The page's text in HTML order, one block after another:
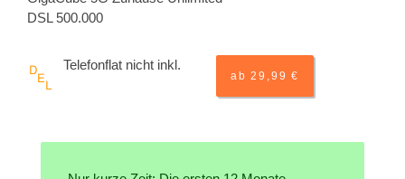
DSL 500.000
Telefonflat nicht inkl.
ab 29,99 €